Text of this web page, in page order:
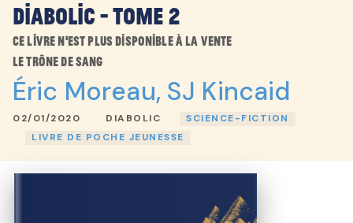
Diabolic - Tome 2
Ce livre n'est plus disponible à la vente
Le trône de sang
Éric Moreau, SJ Kincaid
02/01/2020 DIABOLIC
SCIENCE-FICTION
LIVRE DE POCHE JEUNESSE